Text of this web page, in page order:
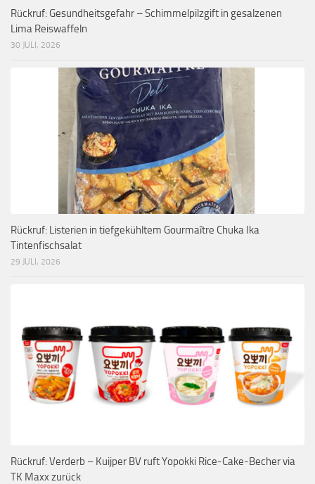
Rückruf: Gesundheitsgefahr – Schimmelpilzgift in gesalzenen
Lima Reiswaffeln
30 JULI, 2026
Rückruf: Listerien in tiefgekühltem Gourmaître Chuka Ika
Tintenfischsalat
29 JULI, 2026
Rückruf: Verderb – Kuijper BV ruft Yopokki Rice-Cake-Becher via
TK Maxx zurück